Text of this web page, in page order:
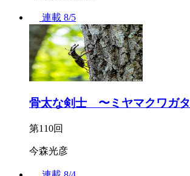
連載 8/5
骨太な剣士 〜ミヤマクワガタ
第110回
今森光彦